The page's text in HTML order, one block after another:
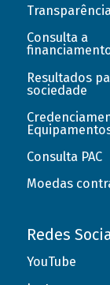
Consulta a
Resultados
sociedade
Consulta PAC
Moedas
Redes
YouTube